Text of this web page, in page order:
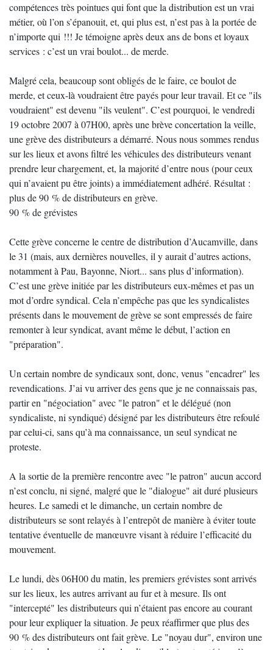
compétences très pointues qui font que la distribution est un vrai
métier, où l’on s’épanouit, et, qui plus est, n’est pas à la portée de
n’importe qui !!! Je témoigne après deux ans de bons et loyaux
services : c’est un vrai boulot... de merde.
Malgré cela, beaucoup sont obligés de le faire, ce boulot de
merde, et ceux-là voudraient être payés pour leur travail. Et ce "ils
voudraient" est devenu "ils veulent". C’est pourquoi, le vendredi
19 octobre 2007 à 07H00, après une brève concertation la veille,
une grève des distributeurs a démarré. Nous nous sommes rendus
sur les lieux et avons filtré les véhicules des distributeurs venant
prendre leur chargement, et, la majorité d’entre nous (pour ceux
qui n’avaient pu être joints) a immédiatement adhéré. Résultat :
plus de 90 % de distributeurs en grève.
90 % de grévistes
Cette grève concerne le centre de distribution d’Aucamville, dans
le 31 (mais, aux dernières nouvelles, il y aurait d’autres actions,
notamment à Pau, Bayonne, Niort... sans plus d’information).
C’est une grève initiée par les distributeurs eux-mêmes et pas un
mot d’ordre syndical. Cela n’empêche pas que les syndicalistes
présents dans le mouvement de grève se sont empressés de faire
remonter à leur syndicat, avant même le début, l’action en
"préparation".
Un certain nombre de syndicaux sont, donc, venus "encadrer" les
revendications. J’ai vu arriver des gens que je ne connaissais pas,
partir en "négociation" avec "le patron" et le délégué (non
syndicaliste, ni syndiqué) désigné par les distributeurs être refoulé
par celui-ci, sans qu’à ma connaissance, un seul syndicat ne
proteste.
A la sortie de la première rencontre avec "le patron" aucun accord
n’est conclu, ni signé, malgré que le "dialogue" ait duré plusieurs
heures. Le samedi et le dimanche, un certain nombre de
distributeurs se sont relayés à l’entrepôt de manière à éviter toute
tentative éventuelle de manœuvre visant à réduire l’efficacité du
mouvement.
Le lundi, dès 06H00 du matin, les premiers grévistes sont arrivés
sur les lieux, les autres arrivant au fur et à mesure. Ils ont
"intercepté" les distributeurs qui n’étaient pas encore au courant
pour leur expliquer la situation. Je peux réaffirmer que plus des
90 % des distributeurs ont fait grève. Le "noyau dur", environ une